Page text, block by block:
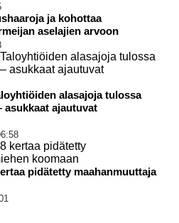
ja kohottaa
aselajien arvoon
alasajoja tulossa
asukkaat ajautuvat
pidätetty maahanmuuttaja